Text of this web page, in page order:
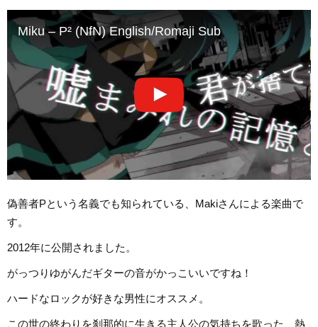
Miku – P² (NfN) English/Romaji Sub
偽善者Pという名義でも知られている、Makiさんによる楽曲で
す。
2012年に公開されました。
がっつりゆがんだギターの音がかっこいいですね！
ハードなロックが好きな男性にオススメ。
この世の終わりを刹那的に生きる主人公の気持ちを歌った、熱